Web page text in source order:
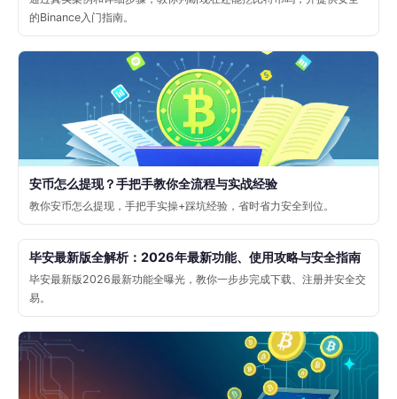
的Binance入门指南。
安币怎么提现？手把手教你全流程与实战经验
教你安币怎么提现，手把手实操+踩坑经验，省时省力安全到位。
毕安最新版全解析：2026年最新功能、使用攻略与安全指南
毕安最新版2026最新功能全曝光，教你一步步完成下载、注册并安全交
易。